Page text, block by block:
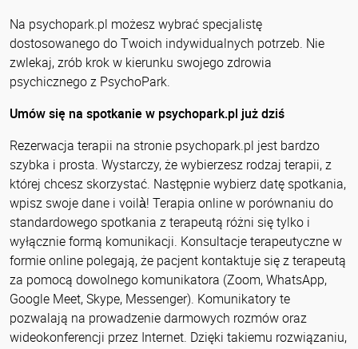
Na psychopark.pl możesz wybrać specjalistę
dostosowanego do Twoich indywidualnych potrzeb. Nie
zwlekaj, zrób krok w kierunku swojego zdrowia
psychicznego z PsychoPark.
Umów się na spotkanie w psychopark.pl już dziś
Rezerwacja terapii na stronie psychopark.pl jest bardzo
szybka i prosta. Wystarczy, że wybierzesz rodzaj terapii, z
której chcesz skorzystać. Następnie wybierz datę spotkania,
wpisz swoje dane i voilà! Terapia online w porównaniu do
standardowego spotkania z terapeutą różni się tylko i
wyłącznie formą komunikacji. Konsultacje terapeutyczne w
formie online polegają, że pacjent kontaktuje się z terapeutą
za pomocą dowolnego komunikatora (Zoom, WhatsApp,
Google Meet, Skype, Messenger). Komunikatory te
pozwalają na prowadzenie darmowych rozmów oraz
wideokonferencji przez Internet. Dzięki takiemu rozwiązaniu,